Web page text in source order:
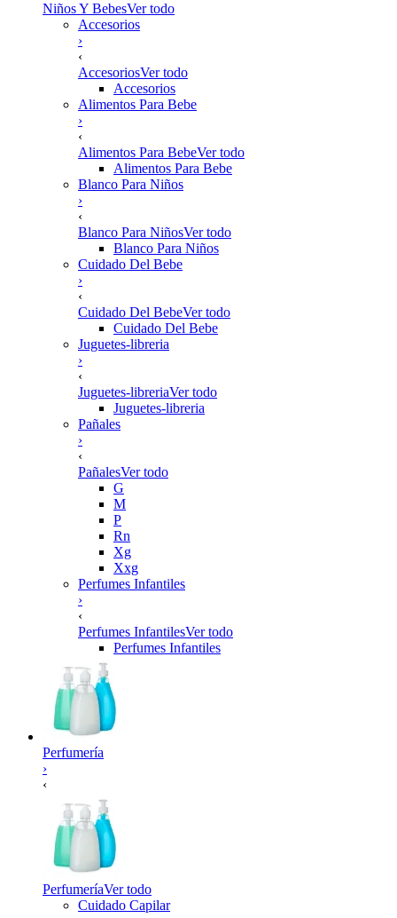
Niños Y BebesVer todo
Accesorios
›
‹
AccesoriosVer todo
Accesorios
Alimentos Para Bebe
›
‹
Alimentos Para BebeVer todo
Alimentos Para Bebe
Blanco Para Niños
›
‹
Blanco Para NiñosVer todo
Blanco Para Niños
Cuidado Del Bebe
›
‹
Cuidado Del BebeVer todo
Cuidado Del Bebe
Juguetes-libreria
›
‹
Juguetes-libreriaVer todo
Juguetes-libreria
Pañales
›
‹
PañalesVer todo
G
M
P
Rn
Xg
Xxg
Perfumes Infantiles
›
‹
Perfumes InfantilesVer todo
Perfumes Infantiles
Perfumería
›
‹
PerfumeríaVer todo
Cuidado Capilar